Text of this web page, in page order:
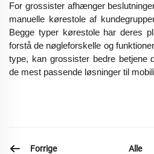
For grossister afhænger
manuelle kørestole af
Begge typer kørestole har deres
forstå de nøgleforskelle og
type, kan grossister bedre betjene
de mest passende løsninger til
Forrige Alle